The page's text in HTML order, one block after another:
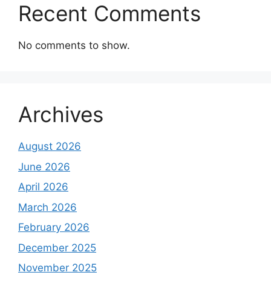
Recent Comments
No comments to show.
Archives
August 2026
June 2026
April 2026
March 2026
February 2026
December 2025
November 2025